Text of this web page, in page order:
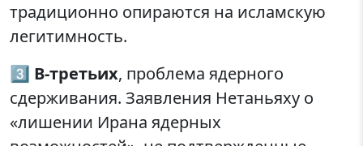
традиционно опираются на исламскую
легитимность.
3️⃣ В-третьих, проблема ядерного
сдерживания. Заявления Нетаньяху о
«лишении Ирана ядерных